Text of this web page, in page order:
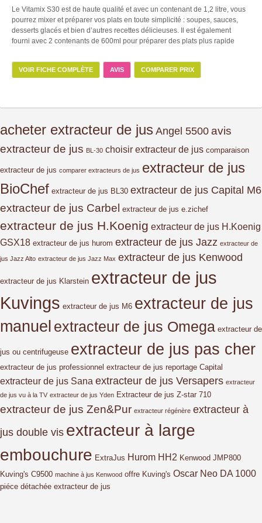
Le Vitamix S30 est de haute qualité et avec un contenant de 1,2 litre, vous
pourrez mixer et préparer vos plats en toute simplicité : soupes, sauces,
desserts glacés et bien d’autres recettes délicieuses. Il est également
fourni avec 2 contenants de 600ml pour préparer des plats plus rapide
VOIR FICHE COMPLÈTE AVIS COMPARER PRIX
acheter extracteur de jus Angel 5500 avis
extracteur de jus BL-30 choisir extracteur de jus comparaison
extracteur de jus comparer extracteurs de jus extracteur de jus
BioChef extracteur de jus BL30 extracteur de jus Capital M6
extracteur de jus Carbel extracteur de jus e.zichef
extracteur de jus H.Koenig extracteur de jus H.Koenig
GSX18 extracteur de jus hurom extracteur de jus Jazz extracteur de
jus Jazz Alto extracteur de jus Jazz Max extracteur de jus Kenwood
extracteur de jus Klarstein extracteur de jus
Kuvings extracteur de jus M6 extracteur de jus
manuel extracteur de jus Omega extracteur de
jus ou centrifugeuse extracteur de jus pas cher
extracteur de jus professionnel extracteur de jus reportage Capital
extracteur de jus Sana extracteur de jus Versapers extracteur
de jus vu à la TV extracteur de jus Yden Extracteur de jus Z-star 710
extracteur de jus Zen&Pur extracteur régénère extracteur à
jus double vis extracteur à large
embouchure ExtraJus Hurom HH2 Kenwood JMP800
Kuving's C9500 machine à jus Kenwood offre Kuving's Oscar Neo DA 1000
piéce détachée extracteur de jus